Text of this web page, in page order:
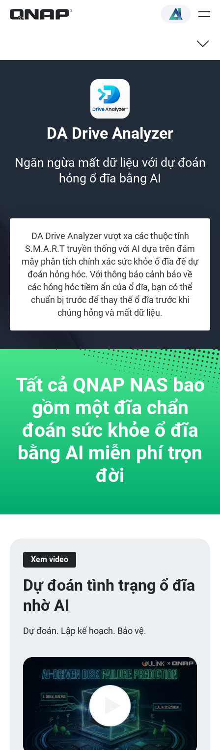
Các mẫu được hỗ trợ
DA Drive Analyzer
Ngăn ngừa mất dữ liệu với dự đoán
hỏng ổ đĩa bằng AI
DA Drive Analyzer vượt xa các thuộc tính
S.M.A.R.T truyền thống với AI dựa trên đám
mây phân tích chính xác sức khỏe ổ đĩa để dự
đoán hỏng hóc. Với thông báo cảnh báo về
các hỏng hóc tiềm ẩn của ổ đĩa, bạn có thể
chuẩn bị trước để thay thế ổ đĩa trước khi
chúng hỏng và mất dữ liệu.
Tất cả QNAP NAS bao
gồm một đĩa chẩn
đoán sức khỏe ổ đĩa
bằng AI miễn phí trọn
đời
Xem video
Dự đoán tình trạng ổ đĩa
nhờ AI
Dự đoán. Lập kế hoạch. Bảo vệ.
Play
Video